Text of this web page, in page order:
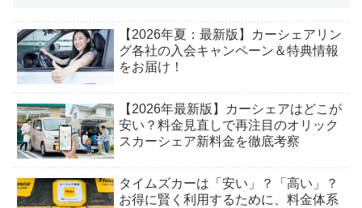
【2026年夏：最新版】カーシェアリン
グ各社の入会キャンペーン＆特典情報
をお届け！
【2026年最新版】カーシェアはどこが
安い？料金見直しで再注目のオリック
スカーシェア新料金を徹底考察
タイムズカーは「安い」？「高い」？
お得に賢く利用するために、料金体系